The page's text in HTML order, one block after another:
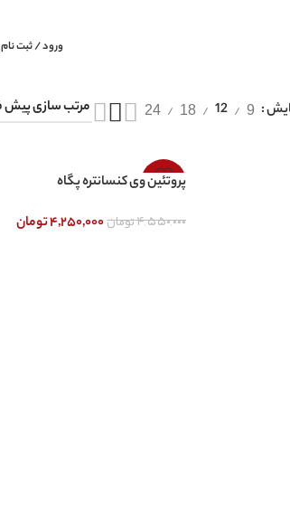
ورود / ثبت نام
9
12
18
24
-7%
پروتئین وی کنسانتره پگاه
۴,۵۵۰,۰۰۰تومان۴,۲۵۰,۰۰۰تومان